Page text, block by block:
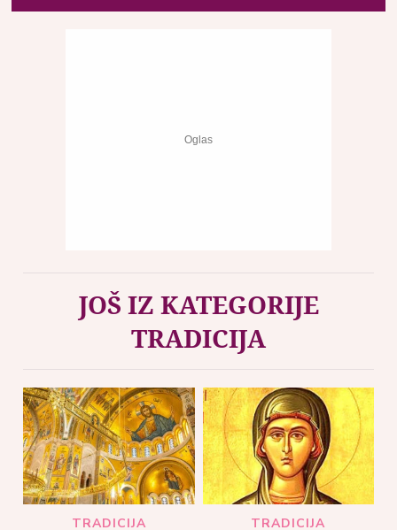
JOŠ IZ KATEGORIJE
TRADICIJA
TRADICIJA TRADICIJA